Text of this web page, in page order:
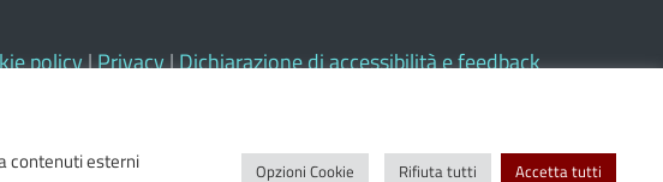
policy|Privacy|Dichiarazione di accessibilità e feedback
contenuti esterni
Opzioni Cookie Rifiuta tutti Accetta tutti